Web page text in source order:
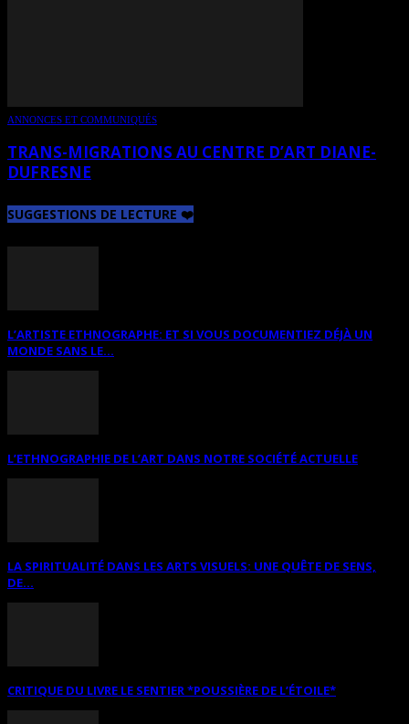
ANNONCES ET COMMUNIQUÉS
TRANS-MIGRATIONS AU CENTRE D’ART DIANE-
DUFRESNE
SUGGESTIONS DE LECTURE ❤️
L’ARTISTE ETHNOGRAPHE: ET SI VOUS DOCUMENTIEZ DÉJÀ UN
MONDE SANS LE...
L’ETHNOGRAPHIE DE L’ART DANS NOTRE SOCIÉTÉ ACTUELLE
LA SPIRITUALITÉ DANS LES ARTS VISUELS: UNE QUÊTE DE SENS,
DE...
CRITIQUE DU LIVRE LE SENTIER *POUSSIÈRE DE L’ÉTOILE*